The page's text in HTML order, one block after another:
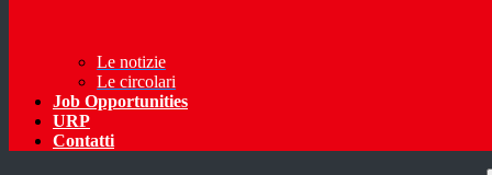
Le notizie
Le circolari
Job Opportunities
URP
Contatti